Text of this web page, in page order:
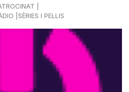
SÈRIES I PEL·LIS